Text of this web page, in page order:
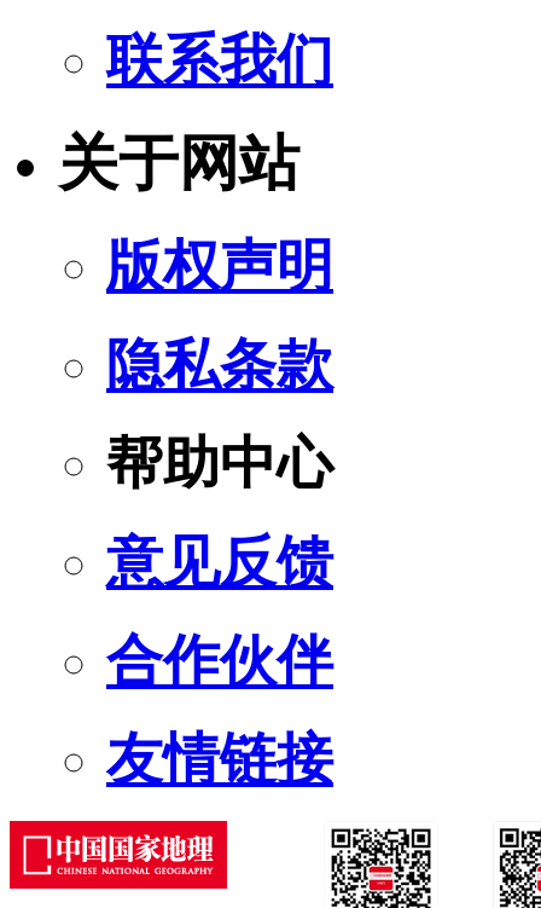
联系我们
关于网站
版权声明
隐私条款
帮助中心
意见反馈
合作伙伴
友情链接